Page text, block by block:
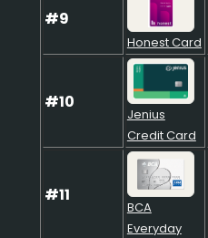
#9
Honest Card
#10
Jenius
Credit Card
#11
BCA
Everyday